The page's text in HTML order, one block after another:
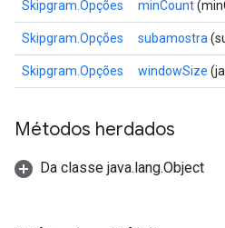
Skipgram.Opções minCount
Skipgram.Opções subamostra
Skipgram.Opções windowSize
Métodos herdados
Da classe java.lang.Object